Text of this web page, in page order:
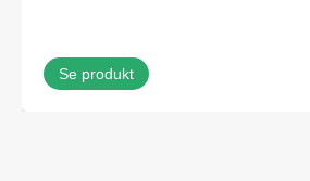
Se produkt